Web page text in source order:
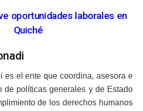
oportunidades laborales en
Quiché
es el ente que coordina, asesora e
de políticas generales y de Estado
de los derechos humanos